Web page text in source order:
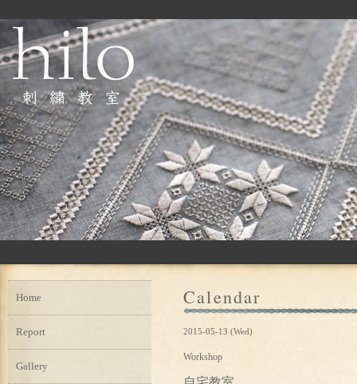
Calendar
2015-05-13 (Wed)
Workshop
Home
Report
Gallery